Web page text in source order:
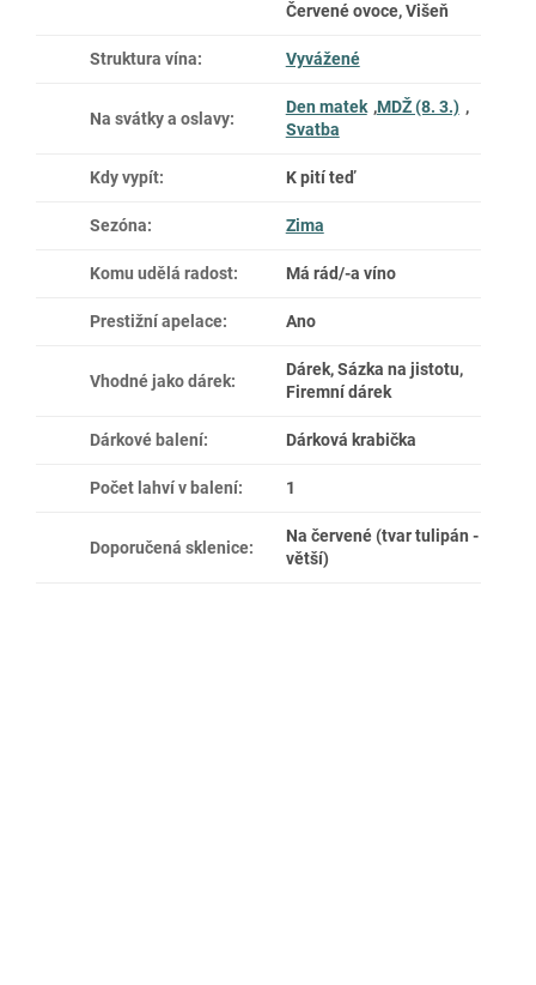
Červené ovoce, Višeň
Struktura vína: Vyvážené
Na svátky a oslavy:
Den matek ,MDŽ (8. 3.) ,
Svatba
Kdy vypít: K pití teď
Sezóna: Zima
Komu udělá radost: Má rád/-a víno
Prestižní apelace: Ano
Vhodné jako dárek:
Dárek, Sázka na jistotu,
Firemní dárek
Dárkové balení: Dárková krabička
Počet lahví v balení: 1
Doporučená sklenice:
Na červené (tvar tulipán -
větší)